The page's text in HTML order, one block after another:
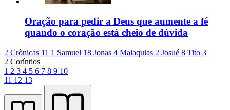
Oração para pedir a Deus que aumente a fé
quando o coração está cheio de dúvida
2 Crônicas 11 1 Samuel 18 Jonas 4 Malaquias 2 Josué 8 Tito 3
2 Coríntios
1 2 3 4 5 6 7 8 9 10
11 12 13